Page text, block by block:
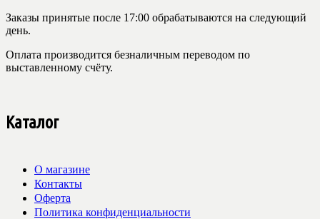
Заказы принятые после 17:00 обрабатываются на следующий
день.
Оплата производится безналичным переводом по
выставленному счёту.
Каталог
О магазине
Контакты
Оферта
Политика конфиденциальности